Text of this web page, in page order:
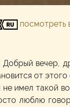
посмотреть
Добрый вечер,
от
не имел такой
люблю